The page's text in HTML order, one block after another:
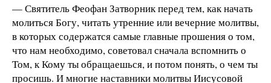
— Святитель Феофан Затворник перед тем, как начать
молиться Богу, читать утренние или вечерние молитвы,
в которых содержатся самые главные прошения о том,
что нам необходимо, советовал сначала вспомнить о
Том, к Кому ты обращаешься, и потом понять, о чем ты
просишь. И многие наставники молитвы Иисусовой